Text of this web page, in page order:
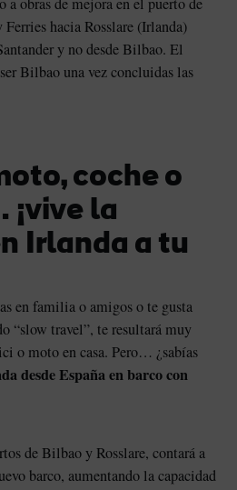
hacia Rosslare (Irlanda)
y no desde Bilbao. El
Bilbao una vez concluidas las
coche o
la
Irlanda a tu
en familia o amigos o te gusta
“slow travel”, te resultará muy
o moto en casa. Pero… ¿sabías
desde España en barco con
de Bilbao y Rosslare, contará a
barco, aumentando la capacidad